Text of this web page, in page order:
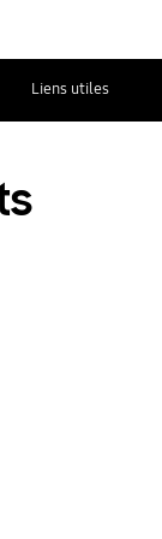
Liens utiles